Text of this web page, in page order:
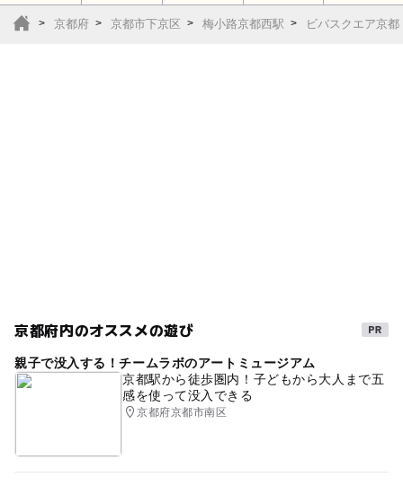
京都府 京都市下京区 梅小路京都西駅 ビバスクエア
京都府内のオススメの遊び
親子で没入する！チームラボのアートミュージアム
京都駅から徒歩圏内！子どもから大人まで五
感を使って没入できる
京都府京都市南区